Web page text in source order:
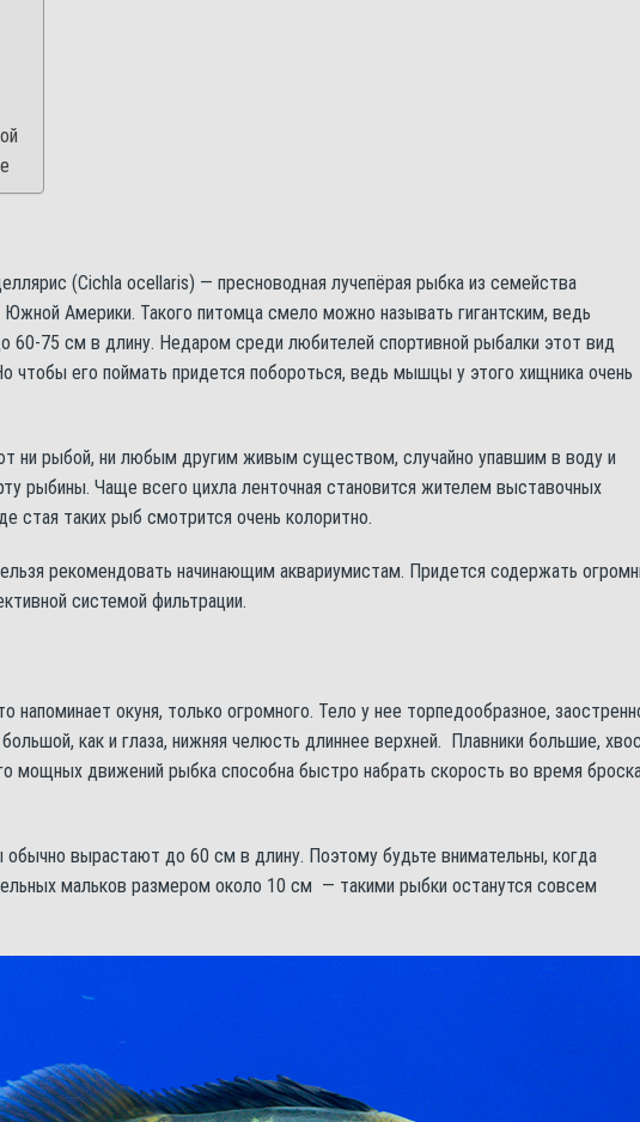
(Cichla ocellaris) — пресноводная лучепёрая рыбка из семейства
Америки. Такого питомца смело можно называть гигантским, ведь
60-75 см в длину. Недаром среди любителей спортивной рыбалки этот вид
чтобы его поймать придется побороться, ведь мышцы у этого хищника очень
ни рыбой, ни любым другим живым существом, случайно упавшим в воду и
рыбины. Чаще всего цихла ленточная становится жителем выставочных
стая таких рыб смотрится очень колоритно.
рекомендовать начинающим аквариумистам. Придется содержать
системой фильтрации.
напоминает окуня, только огромного. Тело у нее торпедообразное,
как и глаза, нижняя челюсть длиннее верхней. Плавники большие,
мощных движений рыбка способна быстро набрать скорость во время
вырастают до 60 см в длину. Поэтому будьте внимательны, когда
мальков размером около 10 см — такими рыбки останутся совсем